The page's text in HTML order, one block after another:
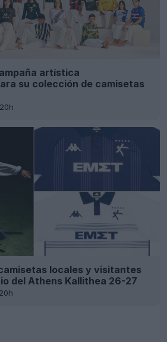
artística
su colección de camisetas
20h
locales y visitantes
del Athens Kallithea 26-27
20h